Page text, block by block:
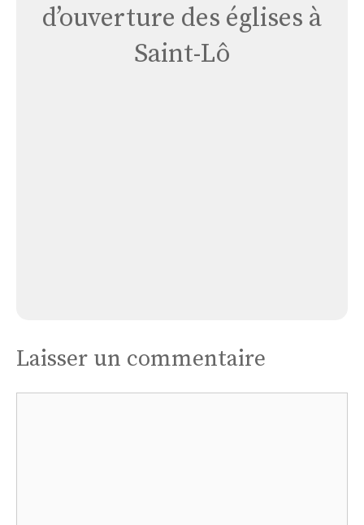
d’ouverture des églises à
Saint-Lô
Laisser un commentaire